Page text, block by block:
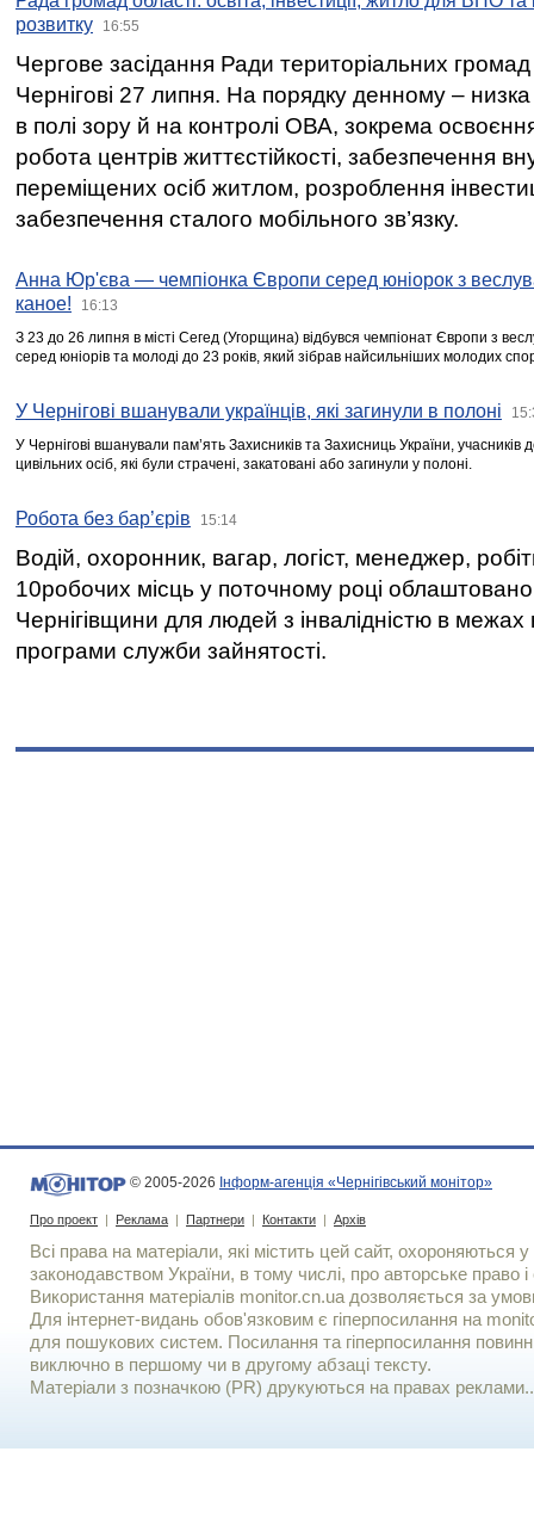
розвитку
16:55
Чергове засідання Ради територіальних громад
Чернігові 27 липня. На порядку денному –
в полі зору й на контролі ОВА, зокрема освоєння
робота центрів життєстійкості, забезпечення
переміщених осіб житлом, розроблення
забезпечення сталого мобільного зв’язку.
Анна Юр'єва — чемпіонка Європи серед юніорок з
каное!
16:13
З 23 до 26 липня в місті Сегед (Угорщина) відбувся чемпіонат Європи з
серед юніорів та молоді до 23 років, який зібрав найсильніших молодих
У Чернігові вшанували українців, які загинули в полоні
У Чернігові вшанували пам’ять Захисників та Захисниць України,
цивільних осіб, які були страчені, закатовані або загинули у полоні.
Робота без бар’єрів 15:14
Водій, охоронник, вагар, логіст, менеджер,
10робочих місць у поточному році
Чернігівщини для людей з інвалідністю в межах
програми служби зайнятості.
© 2005-2026 Інформ-агенція «Чернігівський монітор»
Про проект Реклама Партнери Контакти Архів
Всі права на матеріали, які містить цей сайт, охороняються у
законодавством України, в тому числі, про авторське право і
Використання матерiалiв monitor.cn.ua дозволяється за
Для iнтернет-видань обов'язковим є гiперпосилання на
для пошукових систем. Посилання та гіперпосилання
виключно в першому чи в другому абзаці тексту.
Матеріали з позначкою (PR) друкуються на правах реклами..